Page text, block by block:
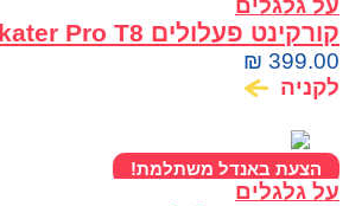
על גלגלים
קורקינט פעלולים Skater Pro T8
₪ 399.00
לקניה
הצעת באנדל משתלמת!
על גלגלים